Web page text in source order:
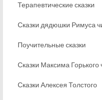
Терапевтические сказки
Сказки дядюшки Римуса
Поучительные сказки
Сказки Максима Горького
Сказки Алексея Толстого